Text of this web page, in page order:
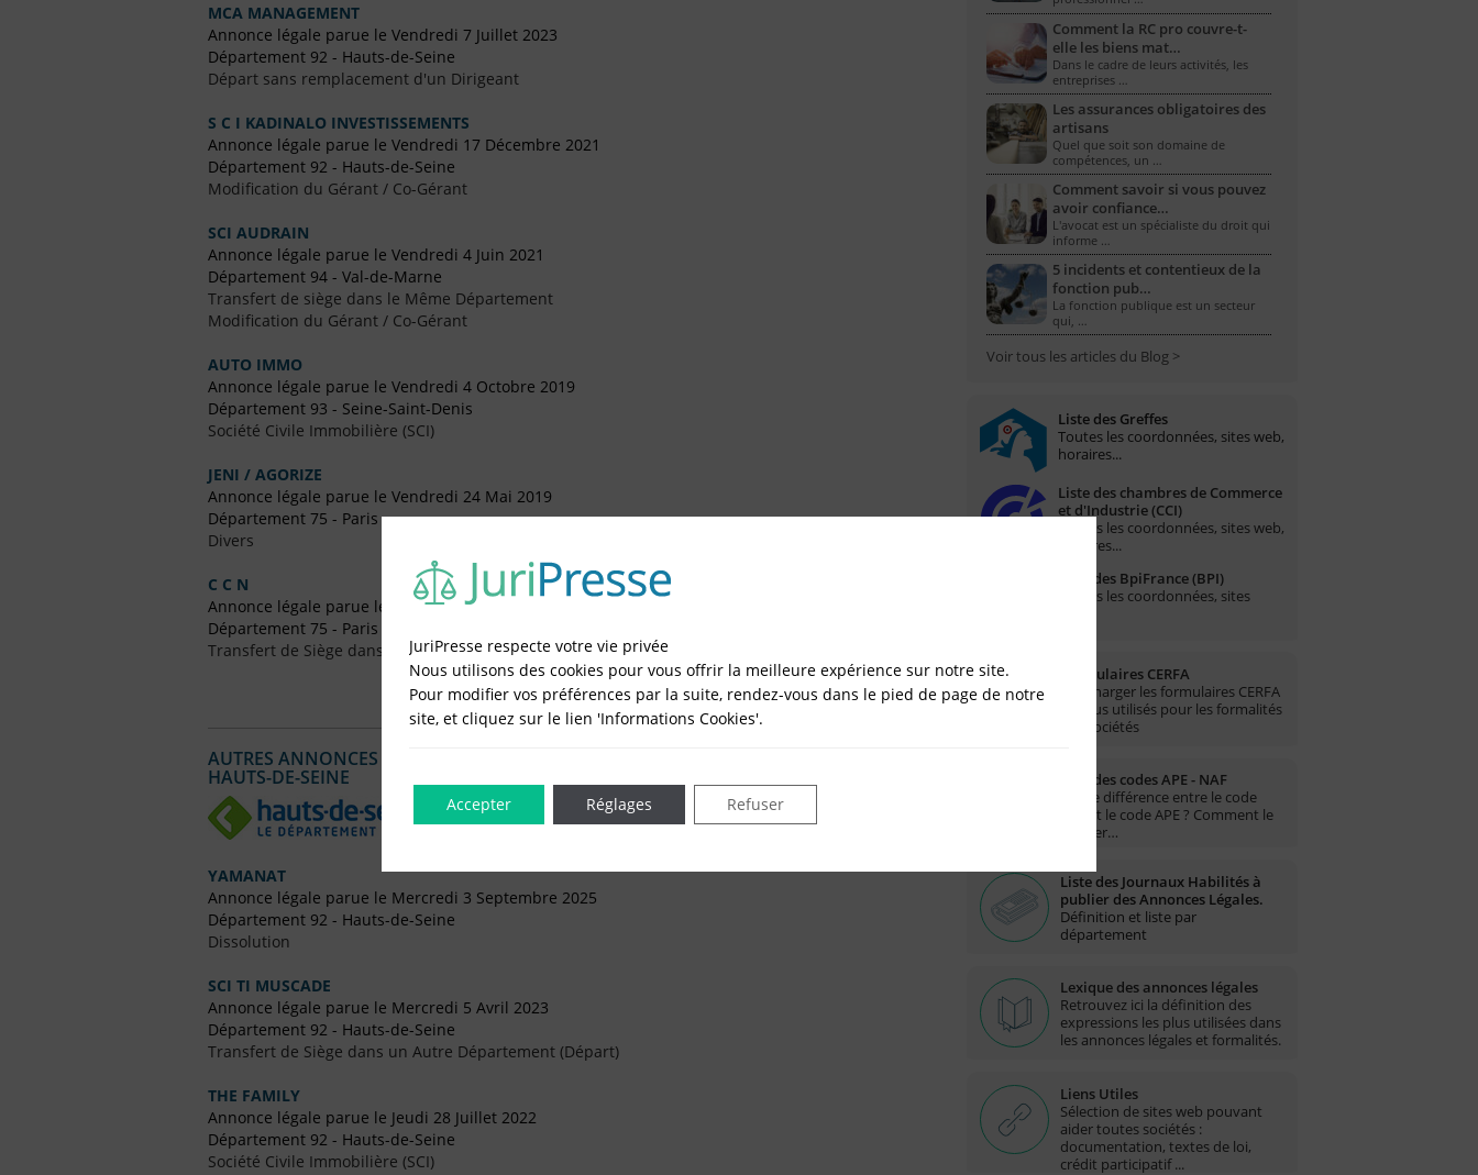
MCA MANAGEMENT
Annonce légale parue le Vendredi 7 Juillet 2023
Département 92 - Hauts-de-Seine
Départ sans remplacement d'un Dirigeant
S C I KADINALO INVESTISSEMENTS
Annonce légale parue le Vendredi 17 Décembre 2021
Département 92 - Hauts-de-Seine
Modification du Gérant / Co-Gérant
SCI AUDRAIN
Annonce légale parue le Vendredi 4 Juin 2021
Département 94 - Val-de-Marne
Transfert de siège dans le Même Département
Modification du Gérant / Co-Gérant
AUTO IMMO
Annonce légale parue le Vendredi 4 Octobre 2019
Département 93 - Seine-Saint-Denis
Société Civile Immobilière (SCI)
JENI / AGORIZE
Annonce légale parue le Vendredi 24 Mai 2019
Département 75 - Paris
Divers
C C N
Annonce légale parue le Vendredi 24 Mai 2019
Département 75 - Paris
Transfert de Siège dans un Autre Département (Départ)
AUTRES ANNONCES LÉGALES PUBLIÉES EN LIGNE DANS LE DÉPARTEMENT DU 92 -
HAUTS-DE-SEINE
YAMANAT
Annonce légale parue le Mercredi 3 Septembre 2025
Département 92 - Hauts-de-Seine
Dissolution
SCI TI MUSCADE
Annonce légale parue le Mercredi 5 Avril 2023
Département 92 - Hauts-de-Seine
Transfert de Siège dans un Autre Département (Départ)
THE FAMILY
Annonce légale parue le Jeudi 28 Juillet 2022
Département 92 - Hauts-de-Seine
Société Civile Immobilière (SCI)
Comment la RC pro couvre-t-
elle les biens mat…
Dans le cadre de leurs activités, les
entreprises …
Les assurances obligatoires des
artisans
Quel que soit son domaine de
compétences, un …
Comment savoir si vous pouvez
avoir confiance…
L'avocat est un spécialiste du droit qui
informe …
5 incidents et contentieux de la
fonction pub…
La fonction publique est un secteur
qui, …
Voir tous les articles du Blog >
Liste des Greffes
Toutes les coordonnées, sites web,
horaires...
Liste des chambres de Commerce
et d'Industrie (CCI)
Toutes les coordonnées, sites web,
horaires...
Liste des BpiFrance (BPI)
Toutes les coordonnées, sites
Formulaires CERFA
Télécharger les formulaires CERFA
les plus utilisés pour les formalités
des sociétés
Liste des codes APE - NAF
Quelle différence entre le code
NAF et le code APE ? Comment le
trouver…
Liste des Journaux Habilités à
publier des Annonces Légales.
Définition et liste par
département
Lexique des annonces légales
Retrouvez ici la définition des
expressions les plus utilisées dans
les annonces légales et formalités.
Liens Utiles
Sélection de sites web pouvant
aider toutes sociétés :
documentation, textes de loi,
crédit participatif ...
JuriPresse respecte votre vie privée
Nous utilisons des cookies pour vous offrir la meilleure expérience sur notre site.
Pour modifier vos préférences par la suite, rendez-vous dans le pied de page de notre
site, et cliquez sur le lien 'Informations Cookies'.
Accepter Refuser
Réglages